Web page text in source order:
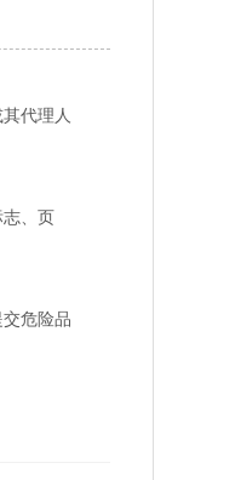
代理人
、页
危险品